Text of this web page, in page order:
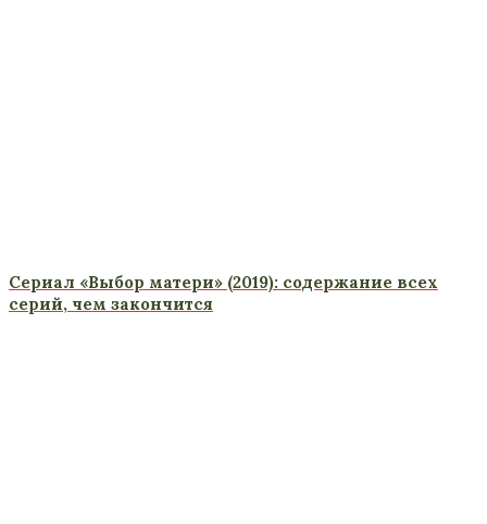
Сериал «Выбор матери» (2019): содержание всех
серий, чем закончится